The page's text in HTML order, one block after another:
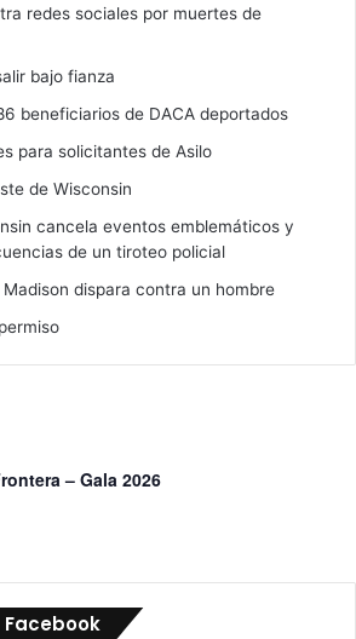
redes sociales por muertes de
bajo fianza
beneficiarios de DACA deportados
para solicitantes de Asilo
de Wisconsin
cancela eventos emblemáticos y
de un tiroteo policial
dispara contra un hombre
– Gala 2026
Facebook